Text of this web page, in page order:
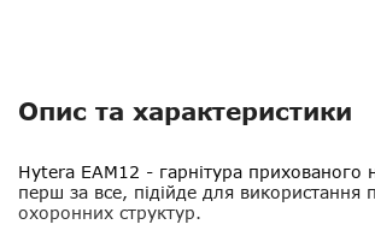
Опис та характеристики
Hytera EAM12 - гарнітура прихованого
перш за все, підійде для використання
охоронних структур.